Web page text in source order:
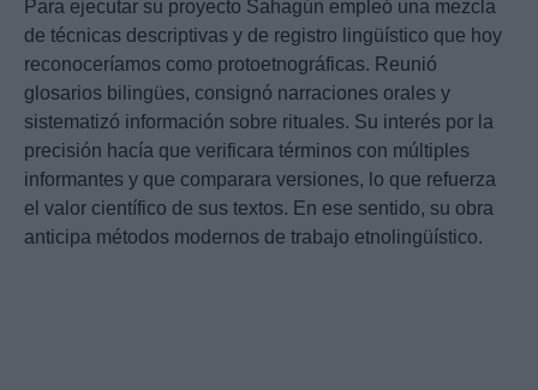
Para ejecutar su proyecto Sahagún empleó una mezcla
de técnicas descriptivas y de registro lingüístico que hoy
reconoceríamos como protoetnográficas. Reunió
glosarios bilingües, consignó narraciones orales y
sistematizó información sobre rituales. Su interés por la
precisión hacía que verificara términos con múltiples
informantes y que comparara versiones, lo que refuerza
el valor científico de sus textos. En ese sentido, su obra
anticipa métodos modernos de trabajo etnolingüístico.